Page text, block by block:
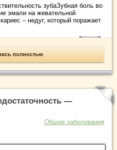
зубаЗубная боль во
эмали на жевательной
– недуг, который поражает
полностью
—
Общие заболевания